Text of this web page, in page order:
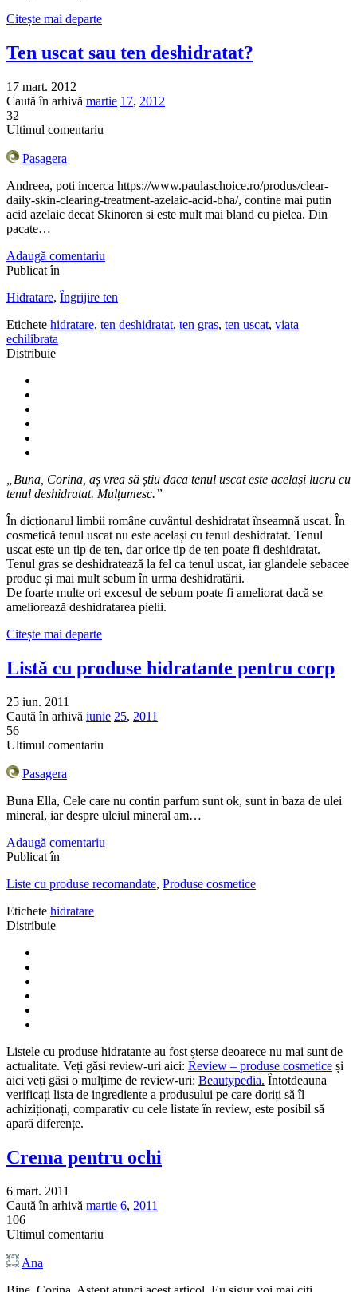
Citește mai departe
Ten uscat sau ten deshidratat?
17 mart. 2012
Caută în arhivă martie 17, 2012
32
Ultimul comentariu
Pasagera
Andreea, poti incerca https://www.paulaschoice.ro/produs/clear-
daily-skin-clearing-treatment-azelaic-acid-bha/, contine mai putin
acid azelaic decat Skinoren si este mult mai bland cu pielea. Din
pacate…
Adaugă comentariu
Publicat în
Hidratare, Îngrijire ten
Etichete hidratare, ten deshidratat, ten gras, ten uscat, viata
echilibrata
Distribuie
„Buna, Corina, aș vrea să știu daca tenul uscat este același lucru cu
tenul deshidratat. Mulțumesc.”
În dicționarul limbii române cuvântul deshidratat înseamnă uscat. În
cosmetică tenul uscat nu este același cu tenul deshidratat. Tenul
uscat este un tip de ten, dar orice tip de ten poate fi deshidratat.
Tenul gras se deshidratează la fel ca tenul uscat, iar glandele sebacee
produc și mai mult sebum în urma deshidratării.
De foarte multe ori excesul de sebum poate fi ameliorat dacă se
ameliorează deshidratarea pielii.
Citește mai departe
Listă cu produse hidratante pentru corp
25 iun. 2011
Caută în arhivă iunie 25, 2011
56
Ultimul comentariu
Pasagera
Buna Ella, Cele care nu contin parfum sunt ok, sunt in baza de ulei
mineral, iar despre uleiul mineral am…
Adaugă comentariu
Publicat în
Liste cu produse recomandate, Produse cosmetice
Etichete hidratare
Distribuie
Listele cu produse hidratante au fost șterse deoarece nu mai sunt de
actualitate. Veți găsi review-uri aici: Review – produse cosmetice și
aici veți găsi o mulțime de review-uri: Beautypedia. Întotdeauna
verificați lista de ingrediente a produsului pe care doriți să îl
achiziționați, comparativ cu cele listate în review, este posibil să
apară diferențe.
Crema pentru ochi
6 mart. 2011
Caută în arhivă martie 6, 2011
106
Ultimul comentariu
Ana